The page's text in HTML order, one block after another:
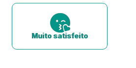
Muito satisfeito